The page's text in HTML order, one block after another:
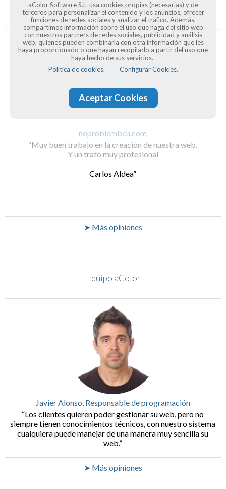
Opiniones de clientes
noproblembcn.com
Muy buen trabajo en la creación de nuestra web.
Y un trato muy profesional
Carlos Aldea
➤ Más opiniones
Equipo aColor
Javier Alonso, Responsable de programación
Los clientes quieren poder gestionar su web, pero no
siempre tienen conocimientos técnicos, con nuestro sistema
cualquiera puede manejar de una manera muy sencilla su
web.
➤ Más opiniones
aColor Software S.L. usa cookies propias (necesarias) y de
terceros para personalizar el contenido y los anuncios, ofrecer
funciones de redes sociales y analizar el tráfico. Además,
compartimos información sobre el uso que haga del sitio web
con nuestros partners de redes sociales, publicidad y análisis
web, quienes pueden combinarla con otra información que les
haya proporcionado o que hayan recopilado a partir del uso que
haya hecho de sus servicios.
Política de cookies.
Configurar Cookies.
Aceptar Cookies